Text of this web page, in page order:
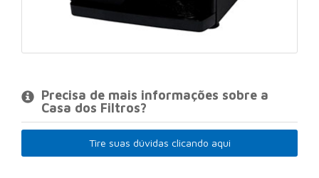
Precisa de mais informações sobre a
Casa dos Filtros?
Tire suas dúvidas clicando aqui